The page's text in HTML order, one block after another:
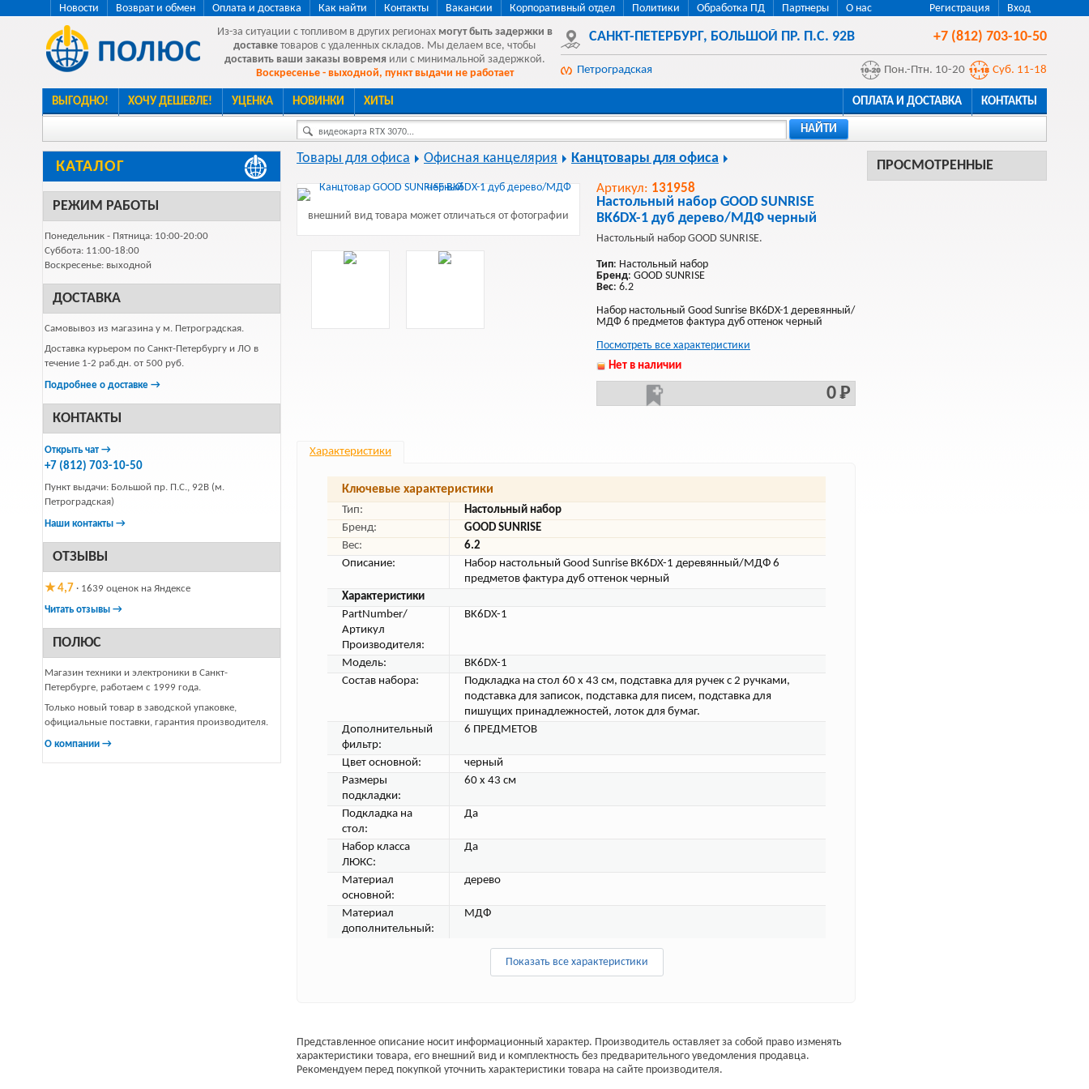
Регистрация Вход
Новости Возврат и обмен Оплата и доставка Как найти Контакты Вакансии Корпоративный отдел Политики Обработка ПД Партнеры
О нас
Из-за ситуации с топливом в других регионах могут быть задержки в
доставке товаров с удаленных складов. Мы делаем все, чтобы
доставить ваши заказы вовремя или с минимальной задержкой.
Воскресенье - выходной, пункт выдачи не работает
САНКТ-ПЕТЕРБУРГ, БОЛЬШОЙ ПР. П.С. 92В +7 (812) 703-10-50
Петроградская Пон.-Птн. 10-20 Суб. 11-18
ВЫГОДНО! ХОЧУ ДЕШЕВЛЕ! УЦЕНКА НОВИНКИ ХИТЫ ОПЛАТА И ДОСТАВКА КОНТАКТЫ
видеокарта RTX 3070... НАЙТИ
КАТАЛОГ
РЕЖИМ РАБОТЫ
Понедельник - Пятница: 10:00-20:00
Суббота: 11:00-18:00
Воскресенье: выходной
ДОСТАВКА
Самовывоз из магазина у м. Петроградская.
Доставка курьером по Санкт-Петербургу и ЛО в
течение 1-2 раб.дн. от 500 руб.
Подробнее о доставке →
КОНТАКТЫ
Открыть чат →
+7 (812) 703-10-50
Пункт выдачи: Большой пр. П.С., 92В (м.
Петроградская)
Наши контакты →
ОТЗЫВЫ
★ 4,7 · 1639 оценок на Яндексе
Читать отзывы →
ПОЛЮС
Магазин техники и электроники в Санкт-
Петербурге, работаем с 1999 года.
Только новый товар в заводской упаковке,
официальные поставки, гарантия производителя.
О компании →
ПРОСМОТРЕННЫЕ
Товары для офиса Офисная канцелярия Канцтовары для офиса
внешний вид товара может отличаться от фотографии
Артикул: 131958
Настольный набор GOOD SUNRISE
BK6DX-1 дуб дерево/МДФ черный
Настольный набор GOOD SUNRISE.
Тип: Настольный набор
Бренд: GOOD SUNRISE
Вес: 6.2
Набор настольный Good Sunrise BK6DX-1 деревянный/
МДФ 6 предметов фактура дуб оттенок черный
Посмотреть все характеристики
Нет в наличии
0 Р
Характеристики
Ключевые характеристики
Тип:
Настольный набор
Бренд:
GOOD SUNRISE
Вес:
6.2
Описание:
Набор настольный Good Sunrise BK6DX-1 деревянный/МДФ 6
предметов фактура дуб оттенок черный
Характеристики
PartNumber/
Артикул
Производителя:
BK6DX-1
Модель:
BK6DX-1
Состав набора:
Подкладка на стол 60 х 43 см, подставка для ручек с 2 ручками,
подставка для записок, подставка для писем, подставка для
пишущих принадлежностей, лоток для бумаг.
Дополнительный
фильтр:
6 ПРЕДМЕТОВ
Цвет основной:
черный
Размеры
подкладки:
60 х 43 см
Подкладка на
стол:
Да
Набор класса
ЛЮКС:
Да
Материал
основной:
дерево
Материал
дополнительный:
МДФ
Показать все характеристики
Представленное описание носит информационный характер. Производитель оставляет за собой право изменять
характеристики товара, его внешний вид и комплектность без предварительного уведомления продавца.
Рекомендуем перед покупкой уточнить характеристики товара на сайте производителя.